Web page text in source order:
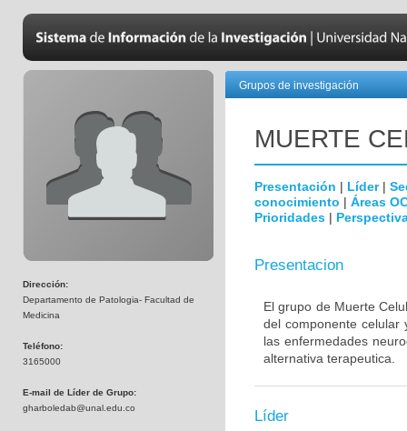
Dirección:
Departamento de Patologia- Facultad de
Medicina
Teléfono:
3165000
E-mail de Líder de Grupo:
gharboledab@unal.edu.co
Grupos de investigación
MUERTE
Presentación | Líder|
conocimiento | Áreas
Prioridades |
Presentacion
El grupo de Muerte
del componente celular
las enfermedades
alternativa terapeutica.
Líder